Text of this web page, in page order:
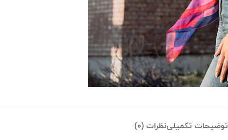
توضیحات تکمیلینظرات (0)